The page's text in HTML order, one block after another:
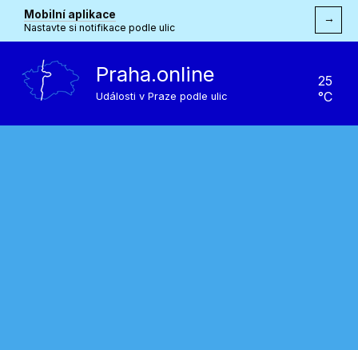
Mobilní aplikace
Nastavte si notifikace podle ulic
→
Praha.online
Události v Praze podle ulic
25
°C